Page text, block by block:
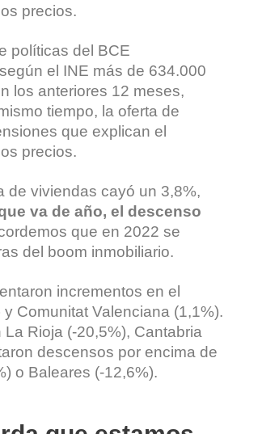
precios.
políticas del BCE
el INE más de 634.000
los anteriores 12 meses,
tiempo, la oferta de
que explican el
precios.
de viviendas cayó un 3,8%,
va de año, el descenso
que en 2022 se
del boom inmobiliario.
incrementos en el
Comunitat Valenciana (1,1%).
Rioja (-20,5%), Cantabria
descensos por encima de
o Baleares (-12,6%).